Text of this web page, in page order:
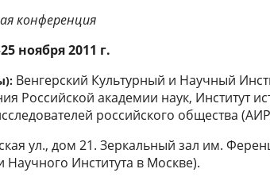
конференция
ноября 2011 г.
Венгерский Культурный и Научный
Российской академии наук, Институт
российского общества
ул., дом 21. Зеркальный зал им.
Научного Института в Москве).